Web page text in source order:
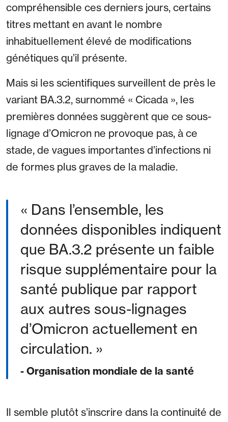
compréhensible ces derniers jours, certains
titres mettant en avant le nombre
inhabituellement élevé de modifications
génétiques qu’il présente.
Mais si les scientifiques surveillent de près le
variant BA.3.2, surnommé « Cicada », les
premières données suggèrent que ce sous-
lignage d’Omicron ne provoque pas, à ce
stade, de vagues importantes d’infections ni
de formes plus graves de la maladie.
Dans l’ensemble, les
données disponibles indiquent
que BA.3.2 présente un faible
risque supplémentaire pour la
santé publique par rapport
aux autres sous-lignages
d’Omicron actuellement en
circulation.
- Organisation mondiale de la santé
Il semble plutôt s’inscrire dans la continuité de